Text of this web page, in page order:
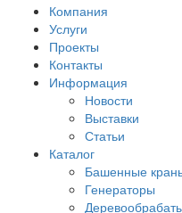
Компания
Услуги
Проекты
Контакты
Информация
Новости
Выставки
Статьи
Каталог
Башенные
Генераторы